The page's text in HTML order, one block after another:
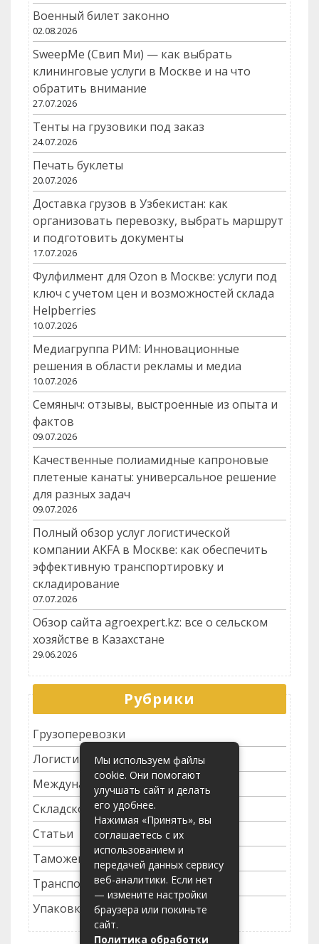
Военный билет законно
02.08.2026
SweepMe (Свип Ми) — как выбрать
клининговые услуги в Москве и на что
обратить внимание
27.07.2026
Тенты на грузовики под заказ
24.07.2026
Печать буклеты
20.07.2026
Доставка грузов в Узбекистан: как
организовать перевозку, выбрать маршрут
и подготовить документы
17.07.2026
Фулфилмент для Ozon в Москве: услуги под
ключ с учетом цен и возможностей склада
Helpberries
10.07.2026
Медиагруппа РИМ: Инновационные
решения в области рекламы и медиа
10.07.2026
Семяныч: отзывы, выстроенные из опыта и
фактов
09.07.2026
Качественные полиамидные капроновые
плетеные канаты: универсальное решение
для разных задач
09.07.2026
Полный обзор услуг логистической
компании AKFA в Москве: как обеспечить
эффективную транспортировку и
складирование
07.07.2026
Обзор сайта agroexpert.kz: все о сельском
хозяйстве в Казахстане
29.06.2026
Рубрики
Грузоперевозки
Логистика
Международные перевозки
Складское хозяйство
Статьи
Таможенное оформление
Транспортные услуги
Упаковка грузов
Мы используем файлы
cookie. Они помогают
улучшать сайт и делать
его удобнее.
Нажимая «Принять», вы
соглашаетесь с их
использованием и
передачей данных сервису
веб-аналитики. Если нет
— измените настройки
браузера или покиньте
сайт.
Политика обработки